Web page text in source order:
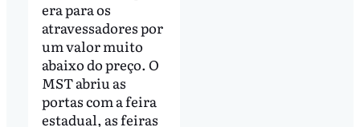
era para os
atravessadores por
um valor muito
abaixo do preço. O
MST abriu as
portas com a feira
estadual, as feiras